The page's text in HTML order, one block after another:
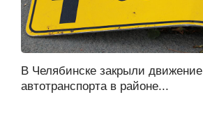
В Челябинске закрыли движение
автотранспорта в районе...